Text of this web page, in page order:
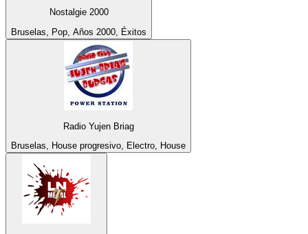
Nostalgie 2000
Bruselas, Pop, Años 2000, Éxitos
Radio Yujen Briag
Bruselas, House progresivo, Electro, House